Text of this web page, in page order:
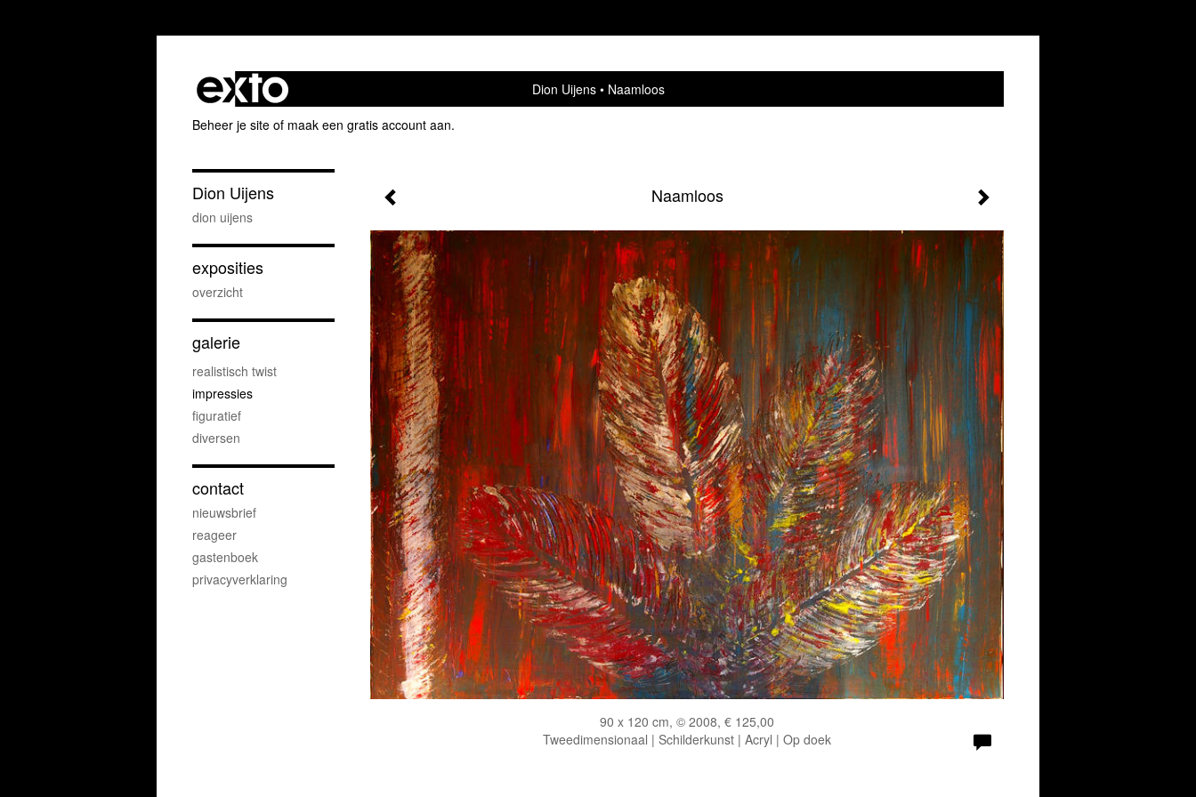
Dion Uijens
Naamloos
Beheer je site of maak een gratis account aan.
Naamloos
90 x 120 cm, © 2008, € 125,00
Tweedimensionaal | Schilderkunst | Acryl | Op doek
Dion Uijens
dion uijens
exposities
overzicht
galerie
realistisch twist
impressies
figuratief
diversen
contact
nieuwsbrief
reageer
gastenboek
privacyverklaring